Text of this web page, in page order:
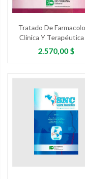
Tratado De
Clínica Y Terapéutica
Cuidados Críticos
Precio
2.570,00 $